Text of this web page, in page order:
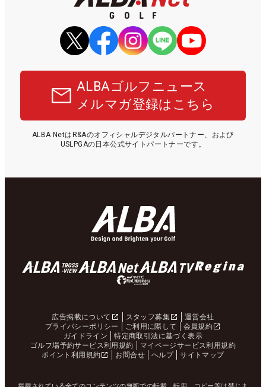
ALBAゴルフニュース
メルマガ登録はこちら
ALBA NetはR&Aのオフィシャルデジタルパートナー、および
USLPGAの日本公式サイトパートナーです。
広告掲載について スタッフ募集
運営会社
プライバシーポリシー
ご利用に際して
会員規約
ガイドライン
特定商取引法に基づく表示
ゴルフ場予約サービス利用規約
マイページサービス利用規約
ポイント利用規約
お問合せ ヘルプ サイトマップ